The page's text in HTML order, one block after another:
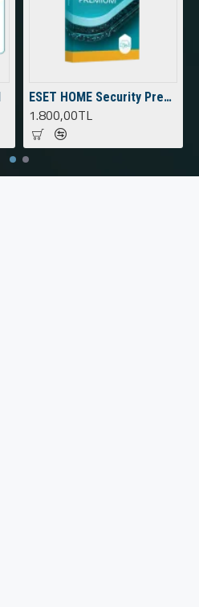
ESET HOME Security Premium
1.800,00TL